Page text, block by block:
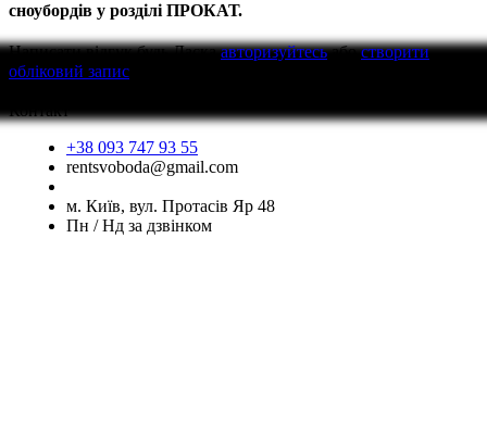
сноубордів у розділі ПРОКАТ.
Написати відгукбудь Ласкаавторизуйтесьабостворити
обліковий запис
Контакт
+38 093 747 93 55
rentsvoboda@gmail.com
м. Київ, вул. Протасів Яр 48
Пн / Нд за дзвінком